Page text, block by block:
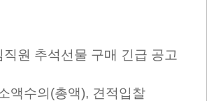
직원 추석선물 구매 긴급 공고
액수의(총액), 견적입찰